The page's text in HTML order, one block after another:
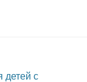
детей с